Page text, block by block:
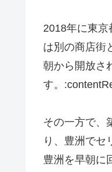
2018年に東
は別の商店街
朝から開放さ
す。
その一方で、
り、豊洲でセ
豊洲を早朝に